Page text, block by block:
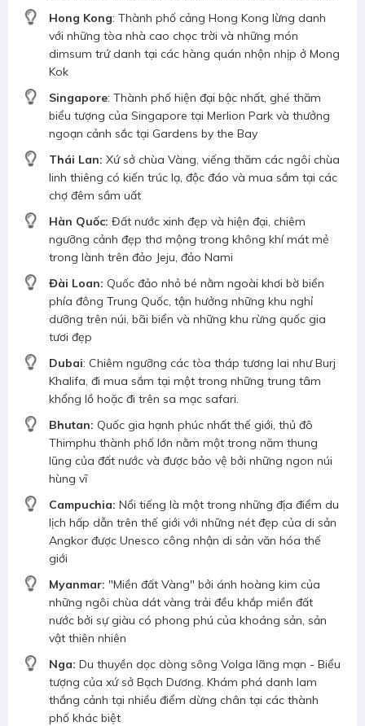
Hong Kong: Thành phố cảng Hong Kong lừng danh
với những tòa nhà cao chọc trời và những món
dimsum trứ danh tại các hàng quán nhộn nhịp ở Mong
Kok
Singapore: Thành phố hiện đại bậc nhất, ghé thăm
biểu tượng của Singapore tại Merlion Park và thưởng
ngoạn cảnh sắc tại Gardens by the Bay
Thái Lan: Xứ sở chùa Vàng, viếng thăm các ngôi chùa
linh thiêng có kiến trúc lạ, độc đáo và mua sắm tại các
chợ đêm sầm uất
Hàn Quốc: Đất nước xinh đẹp và hiện đại, chiêm
ngưỡng cảnh đẹp thơ mộng trong không khí mát mẻ
trong lành trên đảo Jeju, đảo Nami
Đài Loan: Quốc đảo nhỏ bé nằm ngoài khơi bờ biển
phía đông Trung Quốc, tận hưởng những khu nghỉ
dưỡng trên núi, bãi biển và những khu rừng quốc gia
tươi đẹp
Dubai: Chiêm ngưỡng các tòa tháp tương lai như Burj
Khalifa, đi mua sắm tại một trong những trung tâm
khổng lồ hoặc đi trên sa mạc safari.
Bhutan: Quốc gia hạnh phúc nhất thế giới, thủ đô
Thimphu thành phố lớn nằm một trong năm thung
lũng của đất nước và được bảo vệ bởi những ngon núi
hùng vĩ
Campuchia: Nổi tiếng là một trong những địa điểm du
lịch hấp dẫn trên thế giới với những nét đẹp của di sản
Angkor được Unesco công nhận di sản văn hóa thế
giới
Myanmar: "Miền đất Vàng" bởi ánh hoàng kim của
những ngôi chùa dát vàng trải đều khắp miền đất
nước bởi sự giàu có phong phú của khoáng sản, sản
vật thiên nhiên
Nga: Du thuyền dọc dòng sông Volga lãng mạn - Biểu
tượng của xứ sở Bạch Dương. Khám phá danh lam
thắng cảnh tại nhiều điểm dừng chân tại các thành
phố khác biệt